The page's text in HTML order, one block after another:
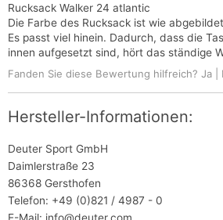
Rucksack Walker 24 atlantic
Die Farbe des Rucksack ist wie
Es passt viel hinein. Dadurch, dass die
innen aufgesetzt sind, hört das ständige
Fanden Sie diese Bewertung hilfreich? Ja
Hersteller-Informationen:
Deuter Sport GmbH
Daimlerstraße 23
86368 Gersthofen
Telefon: +49 (0)821 / 4987 - 0